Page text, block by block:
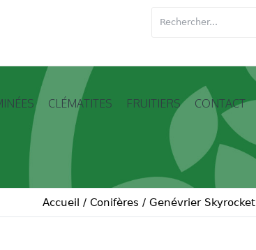
CLÉMATITES FRUITIERS CONTACT
Accueil / Conifères / Genévrier Skyrocket